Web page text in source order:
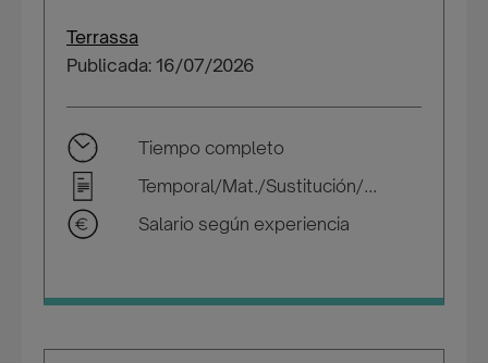
Terrassa
Publicada: 16/07/2026
Tiempo completo
Temporal/Mat./Sustitución/...
Salario según experiencia